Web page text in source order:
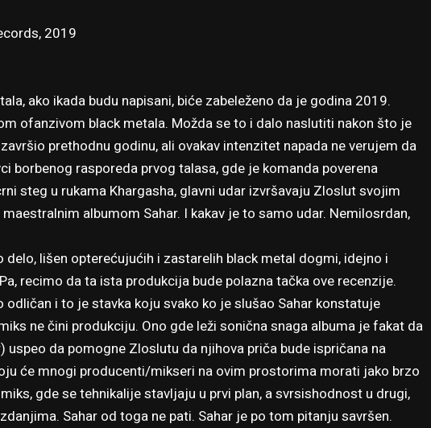
2019
ako ikada budu napisani, biće zabeleženo da je godina 2019.
ofanzivom black metala. Možda se to i dalo naslutiti nakon što je
prethodnu godinu, ali ovakav intenzitet napada ne verujem da
borbenog rasporeda prvog talasa, gde je komanda poverena
steg u rukama Khargasha, glavni udar izvršavaju Zloslut svojim
albumom Sahar. I kakav je to samo udar. Nemilosrdan,
delo, lišen opterećujućih i zastarelih black metal dogmi, idejno i
recimo da ta ista produkcija bude polazna tačka ove recenzije.
i to je stavka koju svako ko je slušao Sahar konstatuje
ne čini produkciju. Ono gde leži sonična snaga albuma je fakat da
uspeo da pomogne Zloslutu da njihova priča bude ispričana na
će mnogi producenti/mikseri na ovim prostorima morati jako brzo
gde se tehnikalije stavljaju u prvi plan, a svrsishodnost u drugi,
Sahar od toga ne pati. Sahar je po tom pitanju savršen.